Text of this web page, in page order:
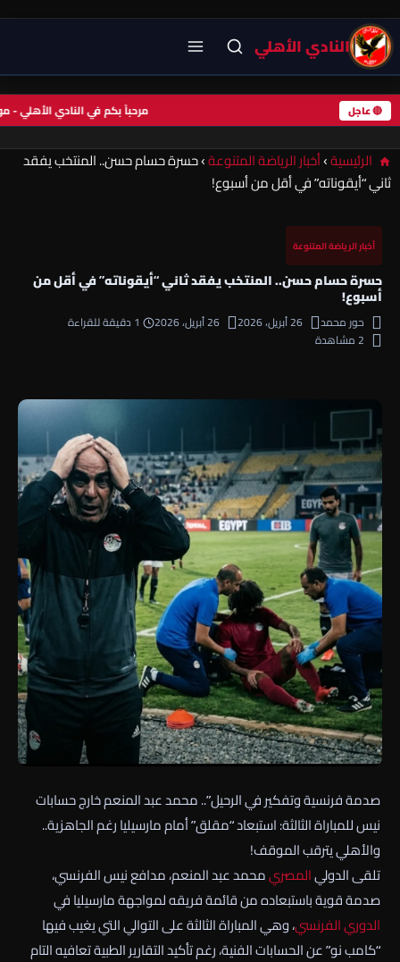
النادي الأهلي
🔴 عاجل مرحباً بكم في النادي
الرئيسية›أخبار الرياضة المتنوعة›حسرة حسام حسن.. المنتخب يفقد
ثاني “أيقوناته” في أقل من أسبوع!
أخبار الرياضة المتنوعة
حسرة حسام حسن.. المنتخب يفقد ثاني “أيقوناته” في أقل من
أسبوع!
حور محمد 26 أبريل، 2026 26 أبريل، 2026
1 دقيقة للقراءة
2 مشاهدة
صدمة فرنسية وتفكير في الرحيل”.. محمد عبد المنعم خارج حسابات
نيس للمباراة الثالثة: استبعاد “مقلق” أمام مارسيليا رغم الجاهزية..
والأهلي يترقب الموقف!
تلقى الدوليالمصريمحمد عبد المنعم، مدافع نيس الفرنسي،
صدمة قوية باستبعاده من قائمة فريقه لمواجهة مارسيليا في
الدوري الفرنسي، وهي المباراة الثالثة على التوالي التي يغيب فيها
“كامب نو” عن الحسابات الفنية، رغم تأكيد التقارير الطبية تعافيه التام